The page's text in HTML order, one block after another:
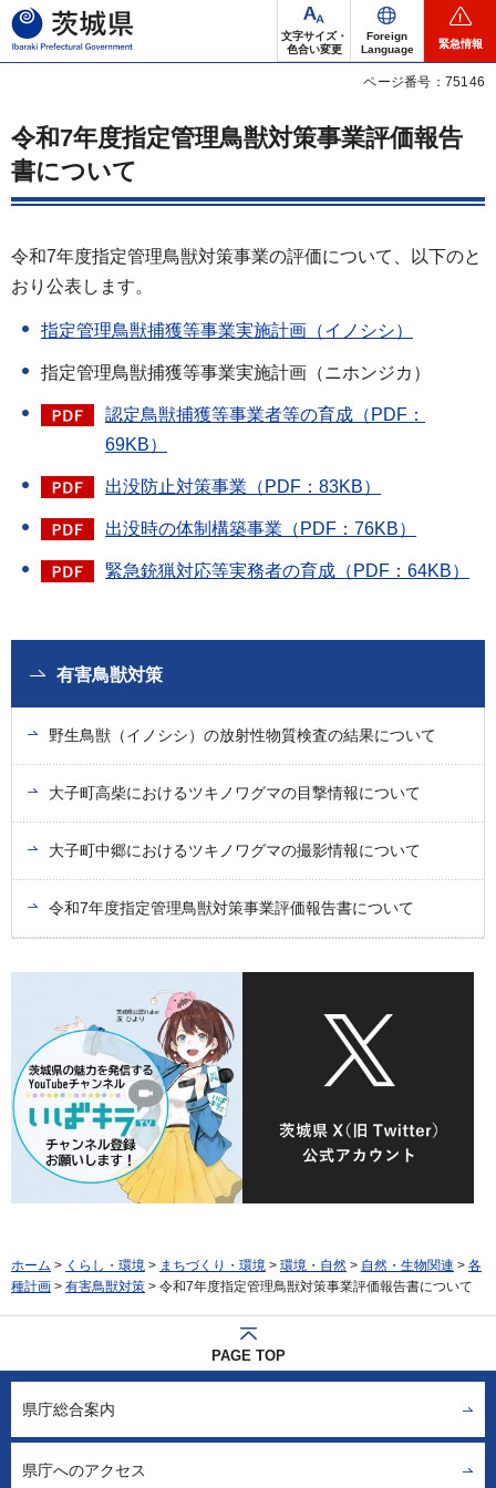
茨城県
文字サイズ・
色合い変更
Foreign
Language
緊急情報
ページ番号：75146
令和7年度指定管理鳥獣対策事業評価報告
書について
令和7年度指定管理鳥獣対策事業の評価について、以下のと
おり公表します。
指定管理鳥獣捕獲等事業実施計画（イノシシ）
指定管理鳥獣捕獲等事業実施計画（ニホンジカ）
認定鳥獣捕獲等事業者等の育成（PDF：
69KB）
出没防止対策事業（PDF：83KB）
出没時の体制構築事業（PDF：76KB）
緊急銃猟対応等実務者の育成（PDF：64KB）
有害鳥獣対策
野生鳥獣（イノシシ）の放射性物質検査の結果について
大子町高柴におけるツキノワグマの目撃情報について
大子町中郷におけるツキノワグマの撮影情報について
令和7年度指定管理鳥獣対策事業評価報告書について
ホーム > くらし・環境 > まちづくり・環境 > 環境・自然 > 自然・生物関連 > 各
種計画 > 有害鳥獣対策 > 令和7年度指定管理鳥獣対策事業評価報告書について
PAGE TOP
県庁総合案内
県庁へのアクセス